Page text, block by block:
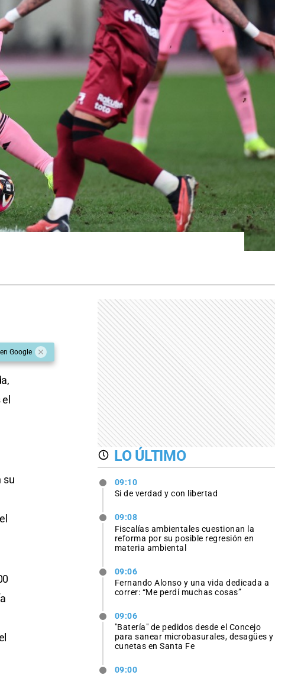
Google
su
LO ÚLTIMO
09:10
Si de verdad y con libertad
09:08
Fiscalías ambientales cuestionan la
reforma por su posible regresión en
materia ambiental
09:06
Fernando Alonso y una vida dedicada a
correr: “Me perdí muchas cosas”
09:06
"Batería" de pedidos desde el Concejo
para sanear microbasurales, desagües y
cunetas en Santa Fe
09:00